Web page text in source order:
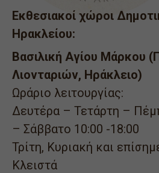
Εκθεσιακοί χώροι
Ηρακλείου:
Βασιλική Αγίου Μάρκου
Λιονταριών, Ηράκλειο)
Ωράριο λειτουργίας:
Δευτέρα – Τετάρτη –
– Σάββατο 10:00 -18:00
Τρίτη, Κυριακή και
Κλειστά